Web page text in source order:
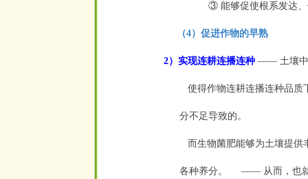
③ 能够促使根系发达
（4）促进作物的早熟
2）实现连耕连播连种 —— 土壤
使得作物连耕连播连种品质
分不足导致的。
而生物菌肥能够为土壤提供
各种养分。 —— 从而，也